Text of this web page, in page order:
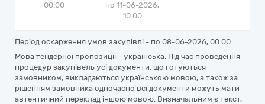
00:00
по 11-06-2026,
10:00
Період оскарження умов закупівлі - по 08-06-2026, 00:00
Мова тендерної пропозиції – українська. Під час проведення
процедур закупівель усі документи, що готуються
замовником, викладаються українською мовою, а також за
рішенням замовника одночасно всі документи можуть мати
автентичний переклад іншою мовою. Визначальним є текст,